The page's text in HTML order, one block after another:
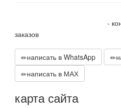
-
заказов
написать в WhatsApp
написать в МАХ
карта сайта